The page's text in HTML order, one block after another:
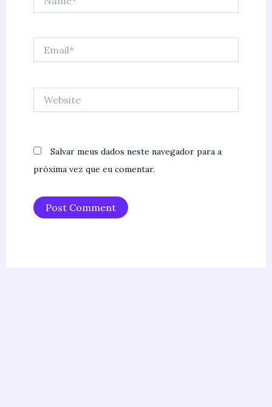
Salvar meus dados neste navegador para a
próxima vez que eu comentar.